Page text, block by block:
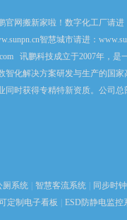
官网搬新家啦！数字化工厂请进
智慧城市请进：
讯鹏科技成立于2007年，是
智化解决方案研发与生产的国家
同时获得专精特新资质。公司总
厕系统 智慧客流系统
同步时
定制电子看板 ESD防静电监控